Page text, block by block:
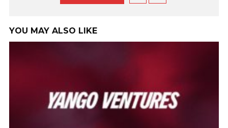
YOU MAY ALSO LIKE